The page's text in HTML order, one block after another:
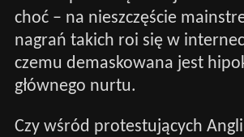
choć – na nieszczęście
nagrań takich roi się w
czemu demaskowana jest
głównego nurtu.
Czy wśród protestujących